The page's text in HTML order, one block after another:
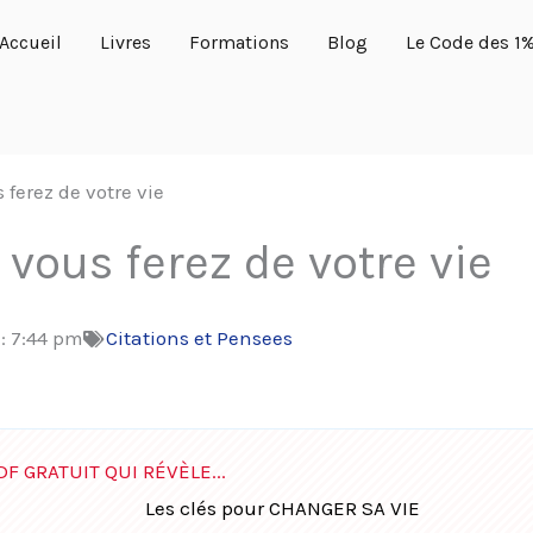
Livres Formations Blog Le Code des
ferez de votre vie
ferez de votre vie
7:44 pm Citations et Pensees
GRATUIT QUI RÉVÈLE...
Les clés pour CHANGER SA VIE